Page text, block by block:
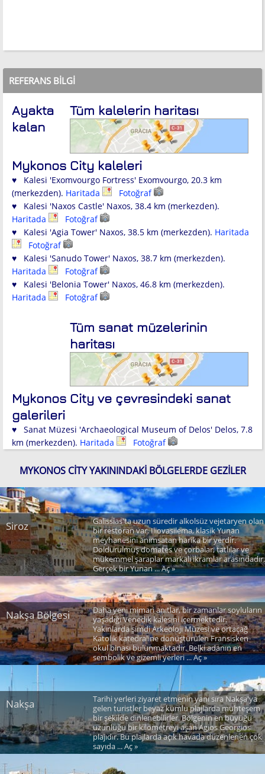
REFERANS BILGI
Tüm kalelerin haritası
Ayakta
kalan
Mykonos City kaleleri
♥ Kalesi 'Exomvourgo Fortress' Exomvourgo, 20.3 km
(merkezden). Haritada
Fotoğraf
♥ Kalesi 'Naxos Castle' Naxos, 38.4 km (merkezden).
Haritada
Fotoğraf
♥ Kalesi 'Agia Tower' Naxos, 38.5 km (merkezden). Haritada
Fotoğraf
♥ Kalesi 'Sanudo Tower' Naxos, 38.7 km (merkezden).
Haritada
Fotoğraf
♥ Kalesi 'Belonia Tower' Naxos, 46.8 km (merkezden).
Haritada
Fotoğraf
Tüm sanat müzelerinin
haritası
Mykonos City ve çevresindeki sanat
galerileri
♥ Sanat Müzesi 'Archaeological Museum of Delos' Delos, 7.8
km (merkezden). Haritada Fotoğraf
MYKONOS CITY YAKININDAKI BÖLGELERDE GEZILER
Siroz
Galissias'ta uzun süredir alkolsüz vejetaryen olan
bir restoran var. Iliovasilema, klasik Yunan
meyhanesini anımsatan harika bir yerdir.
Doldurulmuş domates ve çorbalar, tatlılar ve
mükemmel şaraplar markalı ikramlar arasındadır.
Gerçek bir Yunan ... Aç »
Nakşa Bölgesi
Daha yeni mimari anıtlar, bir zamanlar soyluların
yaşadığı Venedik kalesini içermektedir.
Yakınlarda şimdi Arkeoloji Müzesi ve ortaçağ
Katolik katedraline dönüştürülen Fransisken
okul binası bulunmaktadır. Belki adanın en
sembolik ve gizemli yerleri ... Aç »
Nakşa
Tarihi yerleri ziyaret etmenin yanı sıra Nakşa'ya
gelen turistler beyaz kumlu plajlarda muhteşem
bir şekilde dinlenebilirler. Bölgenin en büyüğü
uzunluğu bir kilometreyi aşan Agios Georgios
plajıdır. Bu plajlarda açık havada düzenlenen çok
sayıda ... Aç »